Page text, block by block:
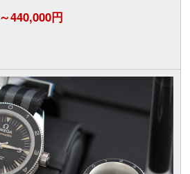
～440,000円